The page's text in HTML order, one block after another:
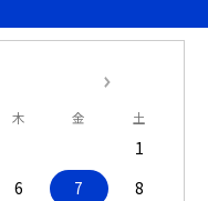
木 金 土
1
6 7
8